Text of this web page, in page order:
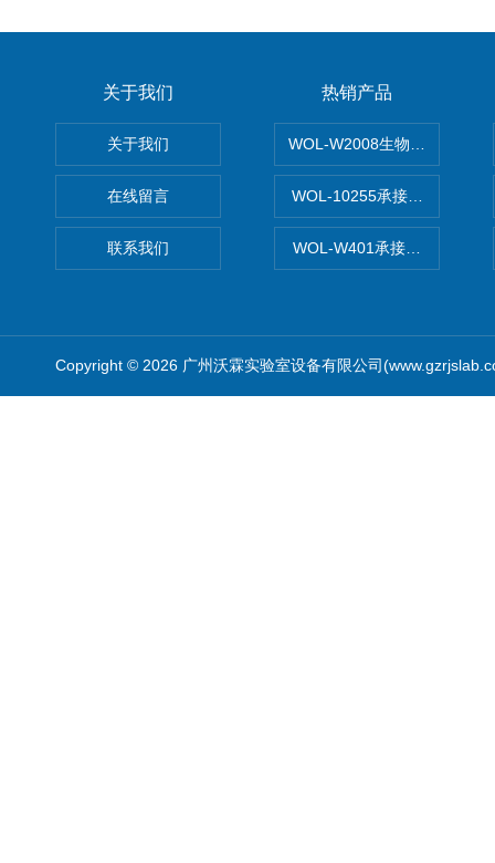
关于我们
关于我们
在线留言
联系我们
热销产品
WOL-W2008生物制药GMP
WOL-10255承接清远电子
WOL-W401承接食品QS认
Copyright © 2026 广州沃霖实验室设备有限公司